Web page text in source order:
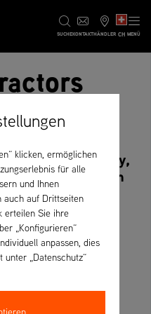
SUCHEKONTAKTHÄNDLER CH MENÜ
in the Clay,
Königreich
klicken, ermöglichen
für alle
und Ihnen
auch auf Drittseiten
erteilen Sie ihre
„Konfigurieren“
anpassen, dies
„Datenschutz“